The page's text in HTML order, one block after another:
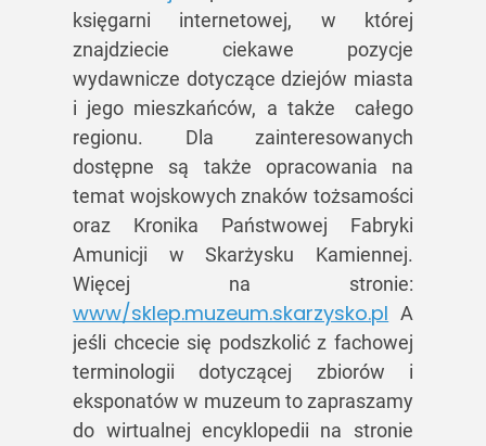
księgarni internetowej, w której
znajdziecie ciekawe pozycje
wydawnicze dotyczące dziejów miasta
i jego mieszkańców, a także całego
regionu. Dla zainteresowanych
dostępne są także opracowania na
temat wojskowych znaków tożsamości
oraz Kronika Państwowej Fabryki
Amunicji w Skarżysku Kamiennej.
Więcej na stronie:
www/sklep.muzeum.skarzysko.pl A
jeśli chcecie się podszkolić z fachowej
terminologii dotyczącej zbiorów i
eksponatów w muzeum to zapraszamy
do wirtualnej encyklopedii na stronie